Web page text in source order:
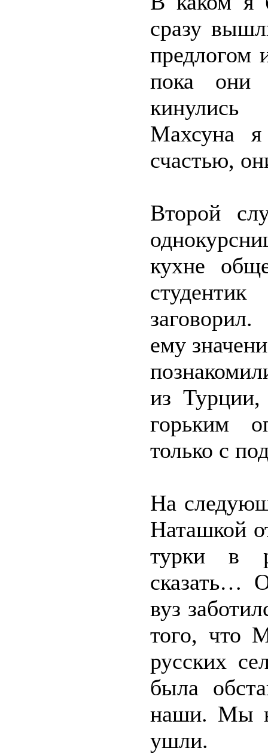
сразу
предлогом
пока они
Махсуна
счастью,
Второй
кухне
ему
из Турции,
горьким
только с
На
Наташкой
турки в
сказать…
вуз
того, что
русских
была
наши. Мы
ушли.